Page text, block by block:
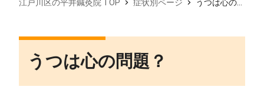
江戸川区の平井鍼灸院 TOP chevron_right 症状別ページ chevron_right うつは心の問題？
うつは心の問題？